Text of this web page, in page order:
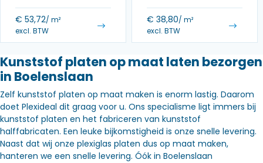
€ 53,72/ m²
excl. BTW
€ 38,80/ m²
excl. BTW
Kunststof platen op maat laten bezorgen
in Boelenslaan
Zelf kunststof platen op maat maken is enorm lastig. Daarom
doet Plexideal dit graag voor u. Ons specialisme ligt immers bij
kunststof platen en het fabriceren van kunststof
halffabricaten. Een leuke bijkomstigheid is onze snelle levering.
Naast dat wij onze plexiglas platen dus op maat maken,
hanteren we een snelle levering. Óók in Boelenslaan